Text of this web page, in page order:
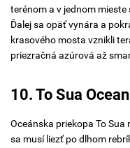
terénom a v jednom
Ďalej sa opäť vynára a
krasového mosta vznikli
priezračná azúrová až
10. To Sua
Oceánska priekopa To
sa musí liezť po dlhom